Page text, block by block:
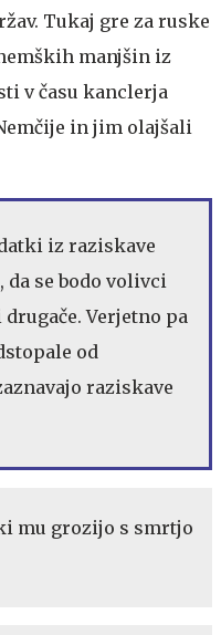
Tukaj gre za ruske
manjšin iz
v času kanclerja
in jim olajšali
iz raziskave
da se bodo volivci
Verjetno pa
od
raziskave
mu grozijo s smrtjo